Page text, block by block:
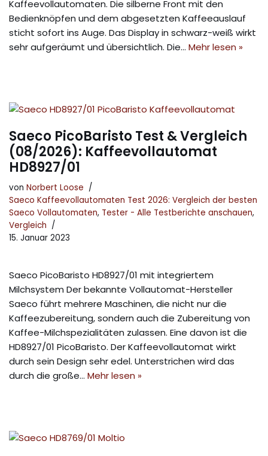
Kaffeevollautomaten. Die silberne Front mit den
Bedienknöpfen und dem abgesetzten Kaffeeauslauf
sticht sofort ins Auge. Das Display in schwarz-weiß wirkt
sehr aufgeräumt und übersichtlich. Die… Mehr lesen »
Saeco PicoBaristo Test & Vergleich
(08/2026): Kaffeevollautomat
HD8927/01
von Norbert Loose
Saeco Kaffeevollautomaten Test 2026: Vergleich der besten
Saeco Vollautomaten, Tester - Alle Testberichte anschauen,
Vergleich
15. Januar 2023
Saeco PicoBaristo HD8927/01 mit integriertem
Milchsystem Der bekannte Vollautomat-Hersteller
Saeco führt mehrere Maschinen, die nicht nur die
Kaffeezubereitung, sondern auch die Zubereitung von
Kaffee-Milchspezialitäten zulassen. Eine davon ist die
HD8927/01 PicoBaristo. Der Kaffeevollautomat wirkt
durch sein Design sehr edel. Unterstrichen wird das
durch die große… Mehr lesen »